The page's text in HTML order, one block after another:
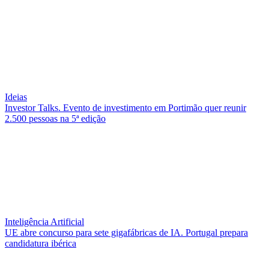
Ideias
Investor Talks. Evento de investimento em Portimão quer reunir
2.500 pessoas na 5ª edição
Inteligência Artificial
UE abre concurso para sete gigafábricas de IA. Portugal prepara
candidatura ibérica